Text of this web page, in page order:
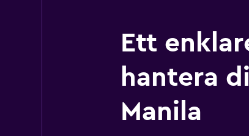
Ett
hantera
Manila